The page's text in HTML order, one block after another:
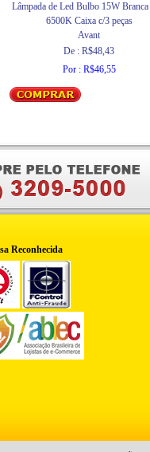
Lâmpada de Led Bulbo 15W
6500K Caixa c/3 peças
Avant
De : R$48,43
Por : R$46,55
Reconhecida